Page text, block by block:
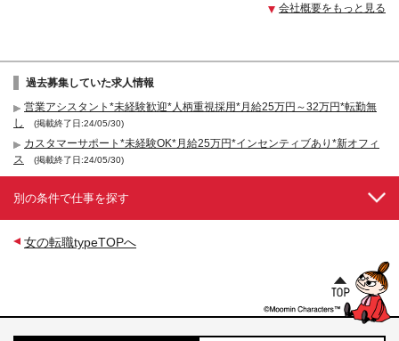
会社概要をもっと見る
過去募集していた求人情報
営業アシスタント*未経験歓迎*人柄重視採用*月給25万円～32万円*転勤無
し
(掲載終了日:24/05/30)
カスタマーサポート*未経験OK*月給25万円*インセンティブあり*新オフィ
ス
(掲載終了日:24/05/30)
別の条件で仕事を探す
女の転職typeTOPへ